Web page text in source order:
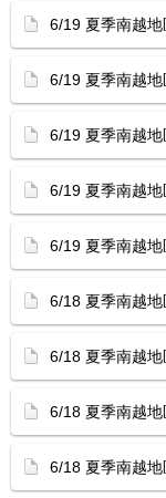
6/19 夏季南越
6/19 夏季南越
6/19 夏季南越
6/19 夏季南越
6/19 夏季南越
6/18 夏季南越
6/18 夏季南越
6/18 夏季南越
6/18 夏季南越